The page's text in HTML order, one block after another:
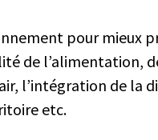
pour mieux
de l’alimentation,
l’intégration de la
etc.